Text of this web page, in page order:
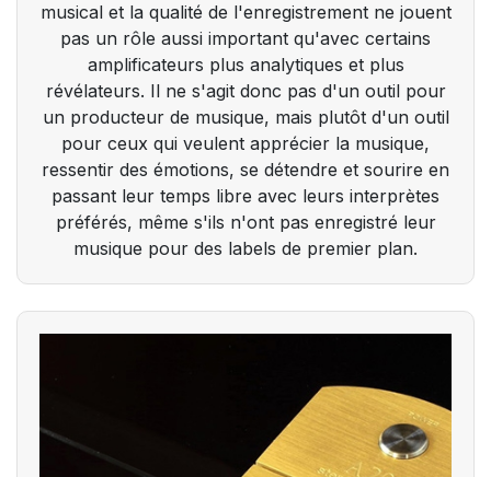
musical et la qualité de l'enregistrement ne jouent
pas un rôle aussi important qu'avec certains
amplificateurs plus analytiques et plus
révélateurs. Il ne s'agit donc pas d'un outil pour
un producteur de musique, mais plutôt d'un outil
pour ceux qui veulent apprécier la musique,
ressentir des émotions, se détendre et sourire en
passant leur temps libre avec leurs interprètes
préférés, même s'ils n'ont pas enregistré leur
musique pour des labels de premier plan.